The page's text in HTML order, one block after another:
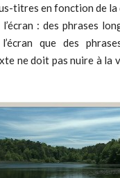
titres en fonction de
l’écran : des phrases
que des
ne doit pas nuire à la